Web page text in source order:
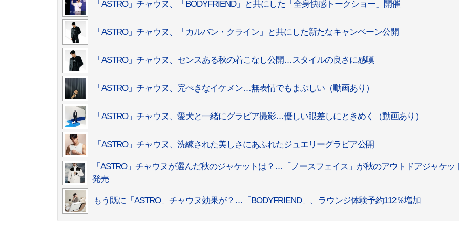
「ASTRO」チャウヌ、「BODYFRIEND」と共にした「全身快感トークショー」開催
「ASTRO」チャウヌ、「カルバン・クライン」と共にした新たなキャンペーン公開
「ASTRO」チャウヌ、センスある秋の着こなし公開…スタイルの良さに感嘆
「ASTRO」チャウヌ、完ぺきなイケメン…無表情でもまぶしい（動画あり）
「ASTRO」チャウヌ、愛犬と一緒にグラビア撮影…優しい眼差しにときめく（動画あり）
「ASTRO」チャウヌ、洗練された美しさにあふれたジュエリーグラビア公開
「ASTRO」チャウヌが選んだ秋のジャケットは？…「ノースフェイス」が秋のアウトドアジャケッ
発売
もう既に「ASTRO」チャウヌ効果が？…「BODYFRIEND」、ラウンジ体験予約112％増加